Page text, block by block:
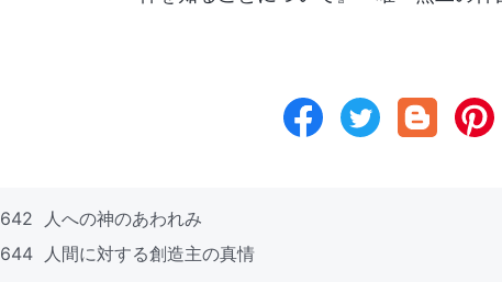
642 人への神のあわれみ
644 人間に対する創造主の真情